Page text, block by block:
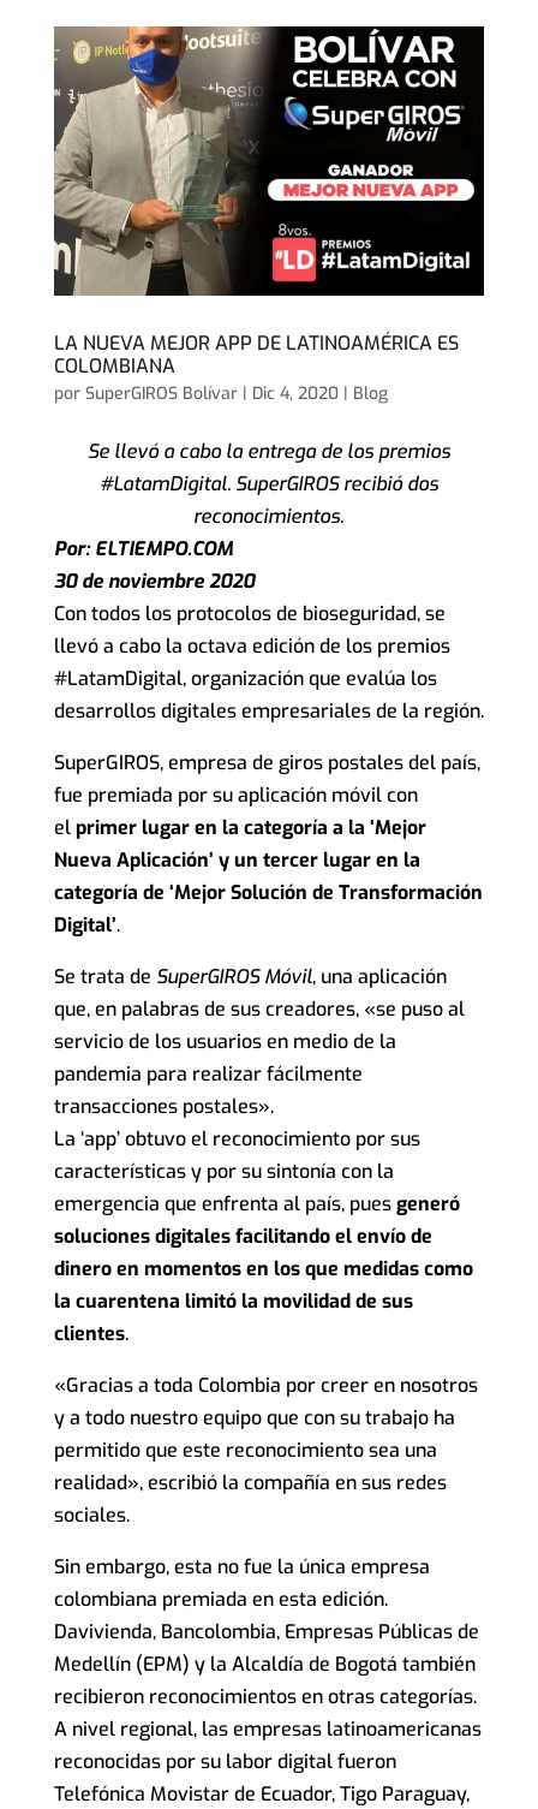
LA NUEVA MEJOR APP DE LATINOAMÉRICA ES
COLOMBIANA
por SuperGIROS Bolívar| Dic 4, 2020| Blog
Se llevó a cabo la entrega de los premios
#LatamDigital. SuperGIROS recibió dos
reconocimientos.
Por:ELTIEMPO.COM
30 de noviembre 2020
Con todos los protocolos de bioseguridad, se
llevó a cabo la octava edición de los premios
#LatamDigital, organización que evalúa los
desarrollos digitales empresariales de la región.
SuperGIROS, empresa de giros postales del país,
fue premiada por su aplicación móvil con
elprimer lugar en la categoría a la ‘Mejor
Nueva Aplicación’ y un tercer lugar en la
categoría de ‘Mejor Solución de Transformación
Digital’.
Se trata de SuperGIROS Móvil, una aplicación
que, en palabras de sus creadores, «se puso al
servicio de los usuarios en medio de la
pandemia para realizar fácilmente
transacciones postales».
La ‘app’ obtuvo el reconocimiento por sus
características y por su sintonía con la
emergencia que enfrenta al país, puesgeneró
soluciones digitales facilitando el envío de
dinero en momentos en los que medidas como
la cuarentena limitó la movilidad de sus
clientes.
«Gracias a toda Colombia por creer en nosotros
y a todo nuestro equipo que con su trabajo ha
permitido que este reconocimiento sea una
realidad», escribió la compañía en sus redes
sociales.
Sin embargo, esta no fue la única empresa
colombiana premiada en esta edición.
Davivienda, Bancolombia, Empresas Públicas de
Medellín (EPM) y la Alcaldía de Bogotá también
recibieron reconocimientos en otras categorías.
A nivel regional, las empresas latinoamericanas
reconocidas por su labor digital fueron
Telefónica Movistar de Ecuador, Tigo Paraguay,